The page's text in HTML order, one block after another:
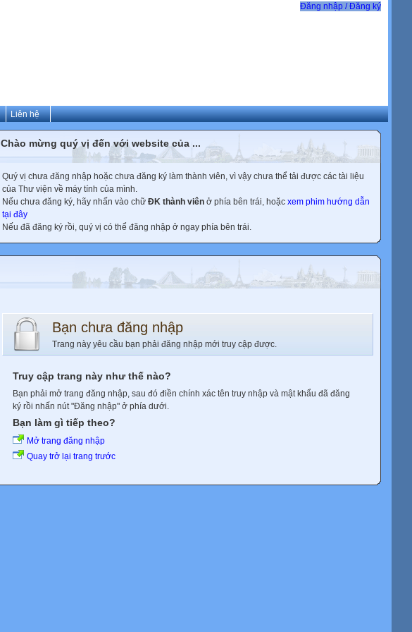
Đăng nhập / Đăng ký
Liên hệ
Chào mừng quý vị đến với website của ...
Quý vị chưa đăng nhập hoặc chưa đăng ký làm thành viên, vì vậy chưa thể tải được các tài liệu
của Thư viện về máy tính của mình.
Nếu chưa đăng ký, hãy nhấn vào chữ ĐK thành viên ở phía bên trái, hoặc xem phim hướng dẫn
tại đây
Nếu đã đăng ký rồi, quý vị có thể đăng nhập ở ngay phía bên trái.
Bạn chưa đăng nhập
Trang này yêu cầu bạn phải đăng nhập mới truy cập được.
Truy cập trang này như thế nào?
Bạn phải mở trang đăng nhập, sau đó điền chính xác tên truy nhập và mật khẩu đã đăng
ký rồi nhấn nút "Đăng nhập" ở phía dưới.
Bạn làm gì tiếp theo?
Mở trang đăng nhập
Quay trở lại trang trước